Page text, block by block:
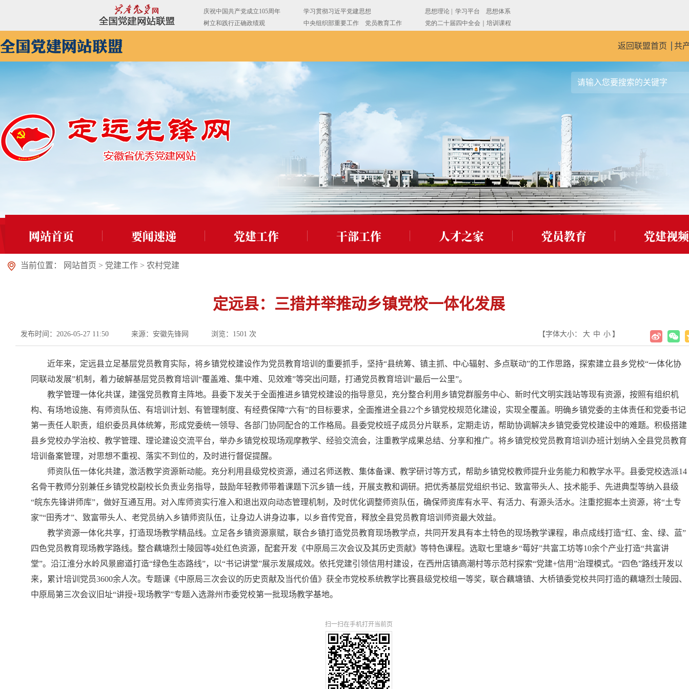
返回联盟首页 共
网站首页 要闻速递 党建工作 干部工作 人才之家 党员教育 党建视频
当前位置： 网站首页 > 党建工作 > 农村党建
定远县：三措并举推动乡镇党校一体化发展
发布时间：2026-05-27 11:50 来源：安徽先锋网 浏览： 1501 次 【字体大小： 大 中 小 】
近年来，定远县立足基层党员教育实际，将乡镇党校建设作为党员教育培训的重要抓手，坚持“县统筹、镇主抓、中心辐射、多点联动”的工作思路，探索建立县乡党校“一体化协
同联动发展”机制，着力破解基层党员教育培训“覆盖难、集中难、见效难”等突出问题，打通党员教育培训“最后一公里”。
教学管理一体化共谋，建强党员教育主阵地。县委下发关于全面推进乡镇党校建设的指导意见，充分整合利用乡镇党群服务中心、新时代文明实践站等现有资源，按照有组织机
构、有场地设施、有师资队伍、有培训计划、有管理制度、有经费保障“六有”的目标要求，全面推进全县22个乡镇党校规范化建设，实现全覆盖。明确乡镇党委的主体责任和党委书记
第一责任人职责，组织委员具体统筹，形成党委统一领导、各部门协同配合的工作格局。县委党校班子成员分片联系，定期走访，帮助协调解决乡镇党委党校建设中的难题。积极搭建
县乡党校办学治校、教学管理、理论建设交流平台，举办乡镇党校现场观摩教学、经验交流会，注重教学成果总结、分享和推广。将乡镇党校党员教育培训办班计划纳入全县党员教育
培训备案管理，对思想不重视、落实不到位的，及时进行督促提醒。
师资队伍一体化共建，激活教学资源新动能。充分利用县级党校资源，通过名师送教、集体备课、教学研讨等方式，帮助乡镇党校教师提升业务能力和教学水平。县委党校选派14
名骨干教师分别兼任乡镇党校副校长负责业务指导，鼓励年轻教师带着课题下沉乡镇一线，开展支教和调研。把优秀基层党组织书记、致富带头人、技术能手、先进典型等纳入县级
“皖东先锋讲师库”，做好互通互用。对入库师资实行准入和退出双向动态管理机制，及时优化调整师资队伍，确保师资库有水平、有活力、有源头活水。注重挖掘本土资源，将“土专
家”“田秀才”、致富带头人、老党员纳入乡镇师资队伍，让身边人讲身边事，以乡音传党音，释放全县党员教育培训师资最大效益。
教学资源一体化共享，打造现场教学精品线。立足各乡镇资源禀赋，联合乡镇打造党员教育现场教学点，共同开发具有本土特色的现场教学课程，串点成线打造“红、金、绿、蓝”
四色党员教育现场教学路线。整合藕塘烈士陵园等4处红色资源，配套开发《中原局三次会议及其历史贡献》等特色课程。选取七里塘乡“莓好”共富工坊等10余个产业打造“共富讲
堂”。沿江淮分水岭风景廊道打造“绿色生态路线”，以“书记讲堂”展示发展成效。依托党建引领信用村建设，在西卅店镇高潮村等示范村探索“党建+信用”治理模式。“四色”路线开发以
来，累计培训党员3600余人次。专题课《中原局三次会议的历史贡献及当代价值》获全市党校系统教学比赛县级党校组一等奖，联合藕塘镇、大桥镇委党校共同打造的藕塘烈士陵园、
中原局第三次会议旧址“讲授+现场教学”专题入选滁州市委党校第一批现场教学基地。
扫一扫在手机打开当前页